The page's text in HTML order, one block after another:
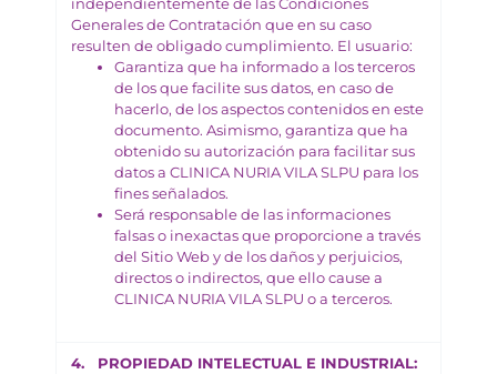
Generales de Contratación que en su caso
resulten de obligado cumplimiento. El usuario:
Garantiza que ha informado a los terceros
de los que facilite sus datos, en caso de
hacerlo, de los aspectos contenidos en este
documento. Asimismo, garantiza que ha
obtenido su autorización para facilitar sus
datos a CLINICA NURIA VILA SLPU para los
fines señalados.
Será responsable de las informaciones
falsas o inexactas que proporcione a través
del Sitio Web y de los daños y perjuicios,
directos o indirectos, que ello cause a
CLINICA NURIA VILA SLPU o a terceros.
4. PROPIEDAD INTELECTUAL E INDUSTRIAL: